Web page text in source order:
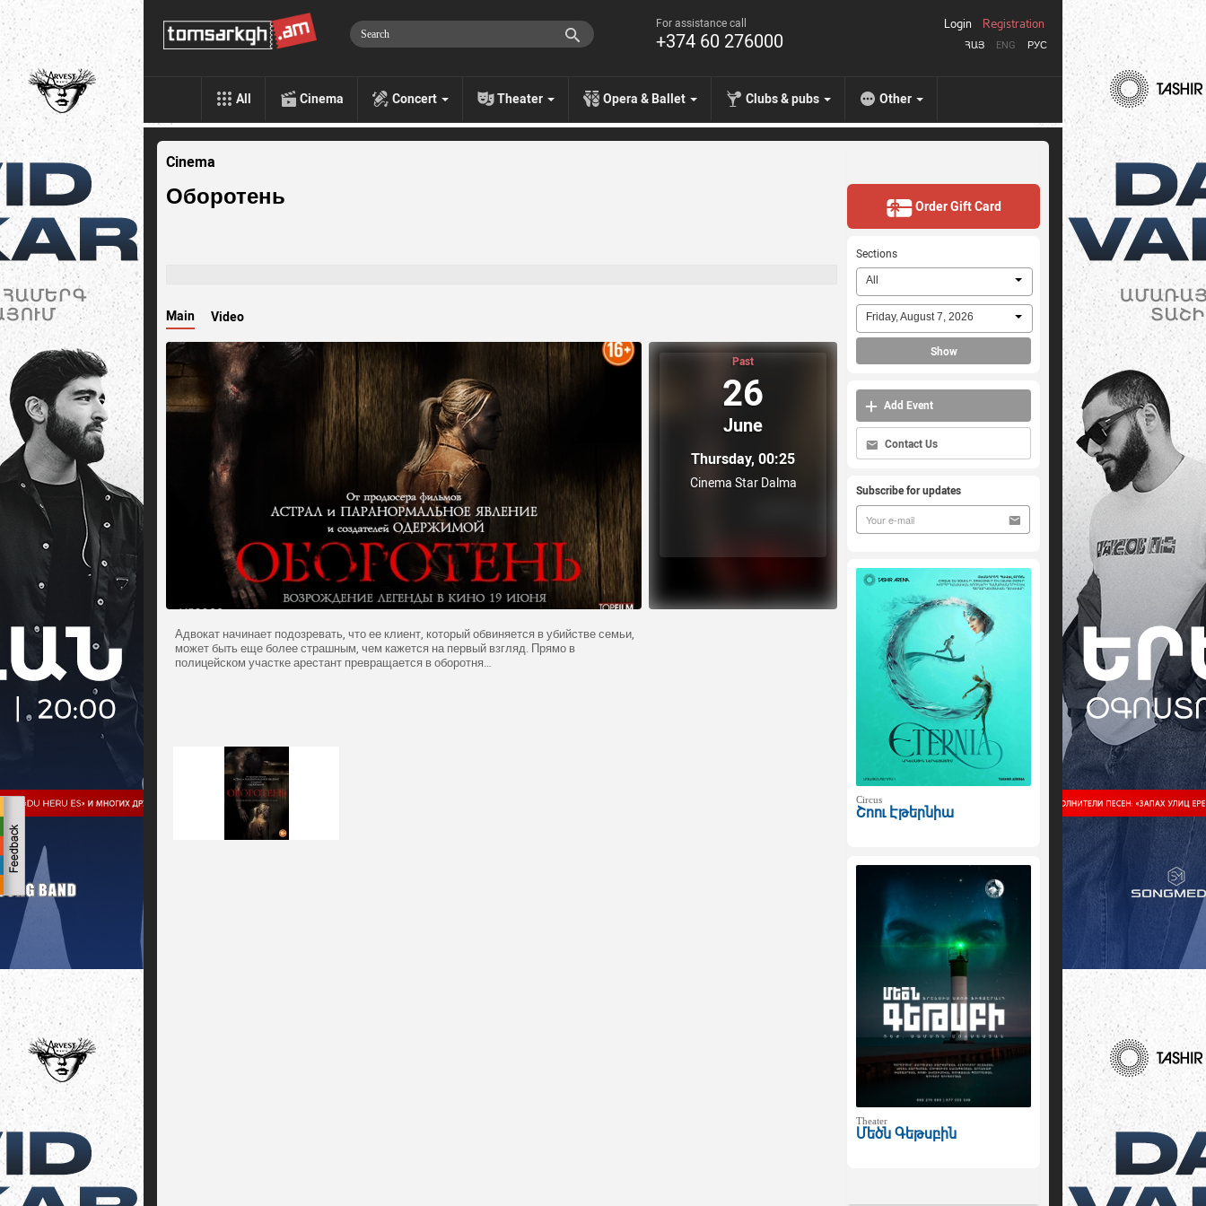
For assistance call
+374 60 276000 ՀԱՅ ENG РУС
Login Registration
All Cinema Concert Theater Opera & Ballet Clubs & pubs Other
Cinema
Оборотень
Main Video
Past
26
June
Thursday, 00:25
Cinema Star Dalma
Адвокат начинает подозревать, что ее клиент, который обвиняется в убийстве семьи,
может быть еще более страшным, чем кажется на первый взгляд. Прямо в
полицейском участке арестант превращается в оборотня…
Order Gift Card
Sections
All
Friday, August 7, 2026
Show
Add Event
Contact Us
Subscribe for updates
Circus
Շոու Էթերնիա
Theater
Մեծն Գեթսբին